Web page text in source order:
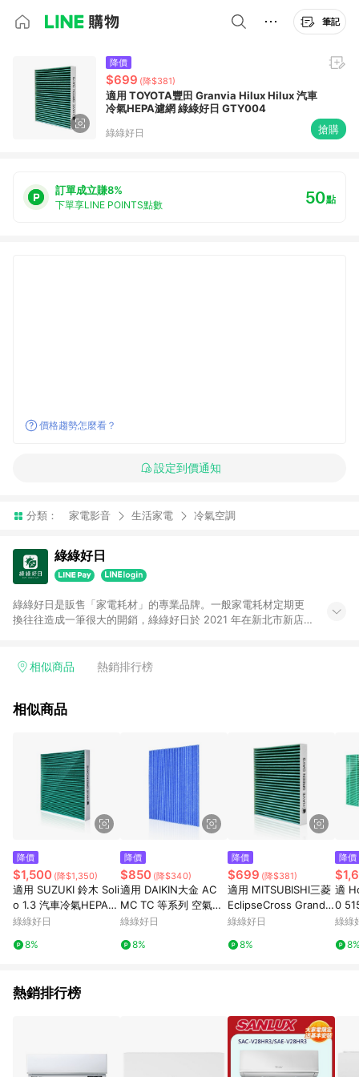
筆記
降價
$699 (降$381)
適用 TOYOTA豐田 Granvia Hilux Hilux 汽車
冷氣HEPA濾網 綠綠好日 GTY004
綠綠好日 搶購
訂單成立賺8%
下單享LINE POINTS點數 50點
價格趨勢怎麼看？
設定到價通知
分類： 家電影音 生活家電 冷氣空調
綠綠好日
綠綠好日是販售「家電耗材」的專業品牌。一般家電耗材定期更
換往往造成一筆很大的開銷，綠綠好日於 2021 年在新北市新店
型號以上的家電耗材產品；目前綠綠好日在各大通路皆有上架，
日日都能是好日。
相似商品 熱銷排行榜
相似商品
降價
$1,500 (降$1,350)
適用 SUZUKI 鈴木 Soli
o 1.3 汽車冷氣HEPA濾
網 綠綠好日 GSZ002
綠綠好日
8%
降價
$850 (降$340)
適用 DAIKIN大金 AC
MC TC 等系列 空氣清
淨機 光觸媒濾紙 超值
綠綠好日
8%
降價
$699 (降$381)
適用 MITSUBISHI三菱
EclipseCross GrandL
ancer LancerFortis 汽
好日GMI002
綠綠好日
8%
降價
適
0
綠綠
熱銷排行榜